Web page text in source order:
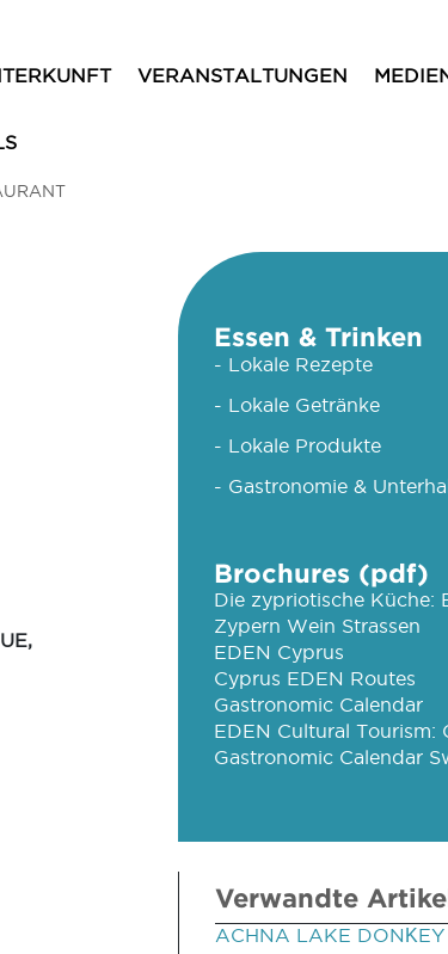
VERANSTALTUNGEN
Essen & Trinken
- Lokale Rezepte
- Lokale Getränke
- Lokale Produkte
- Gastronomie &
Brochures (pdf)
Die zypriotische Küche:
Zypern Wein Strassen
EDEN Cyprus
Cyprus EDEN Routes
Gastronomic Calendar
EDEN Cultural Tourism:
Gastronomic Calendar
Verwandte
ACHNA LAKE DONΚEY